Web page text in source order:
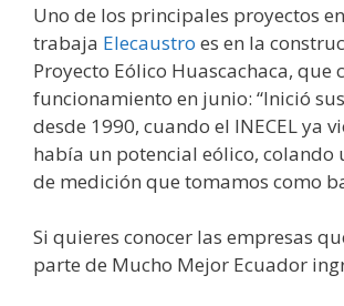
Uno de los principales proyectos
trabaja Elecaustro es en la
Proyecto Eólico Huascachaca, que
funcionamiento en junio: “Inició
desde 1990, cuando el INECEL ya
había un potencial eólico, colando
de medición que tomamos como
Si quieres conocer las empresas
parte de Mucho Mejor Ecuador